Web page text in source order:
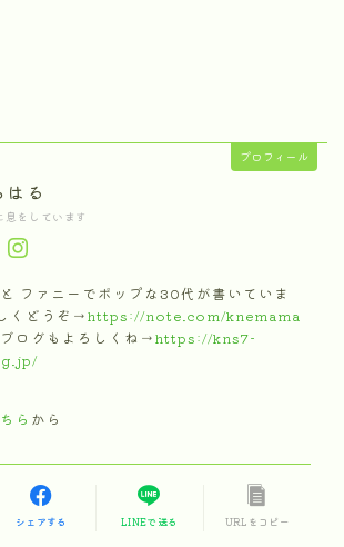
プロフィール
はる
息をしています
ファニーでポップな30代が書いていま
くどうぞ→https://note.com/knemama
ログもよろしくね→https://kns7-
ら から
シェアする LINEで送る URLをコピー